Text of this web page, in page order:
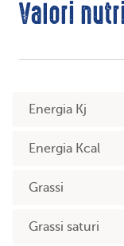
Valori
Energia Kj
Energia Kcal
Grassi
Grassi saturi